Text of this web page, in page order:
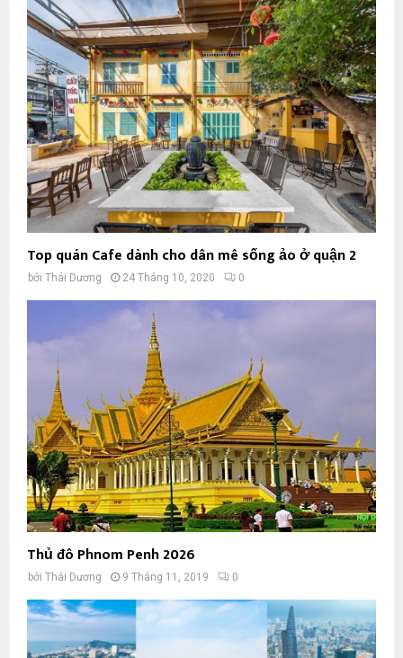
Top quán Cafe dành cho dân mê sống ảo ở quận 2
bởi Thái Dương 24 Tháng 10, 2020 0
Thủ đô Phnom Penh 2026
bởi Thái Dương 9 Tháng 11, 2019 0